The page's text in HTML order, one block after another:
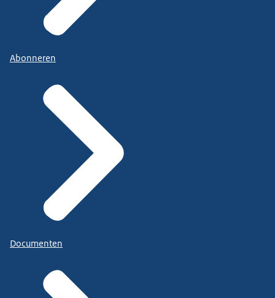
Abonneren
Documenten